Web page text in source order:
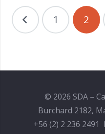
NAVEGACIÓN
DE
1 2
© 2026 SDA –
Burchard 2182,
+56 (2) 2 236 2491